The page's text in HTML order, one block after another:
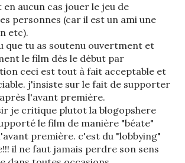
en aucun cas jouer le jeu de
personnes (car il est un ami une
etc).
que tu as soutenu ouvertment et
le film dès le début par
ceci est tout à fait acceptable et
j'insiste sur le fait de supporter
l'avant première.
je critique plutot la blogopshere
le film de manière "béate"
première. c'est du "lobbying"
il ne faut jamais perdre son sens